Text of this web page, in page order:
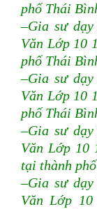
phố Thái
–Gia sư
Văn Lớp 10
phố Thái
–Gia sư
Văn Lớp 10
phố Thái
–Gia sư
Văn Lớp 10
tại thành
–Gia sư
Văn Lớp